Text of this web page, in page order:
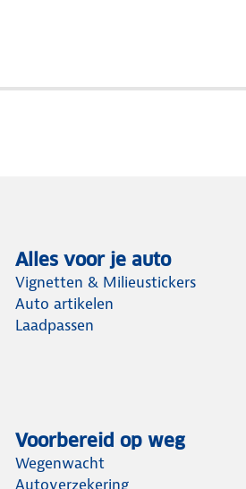
Alles voor je auto
Vignetten & Milieustickers
Auto artikelen
Laadpassen
Voorbereid op weg
Wegenwacht
Autoverzekering